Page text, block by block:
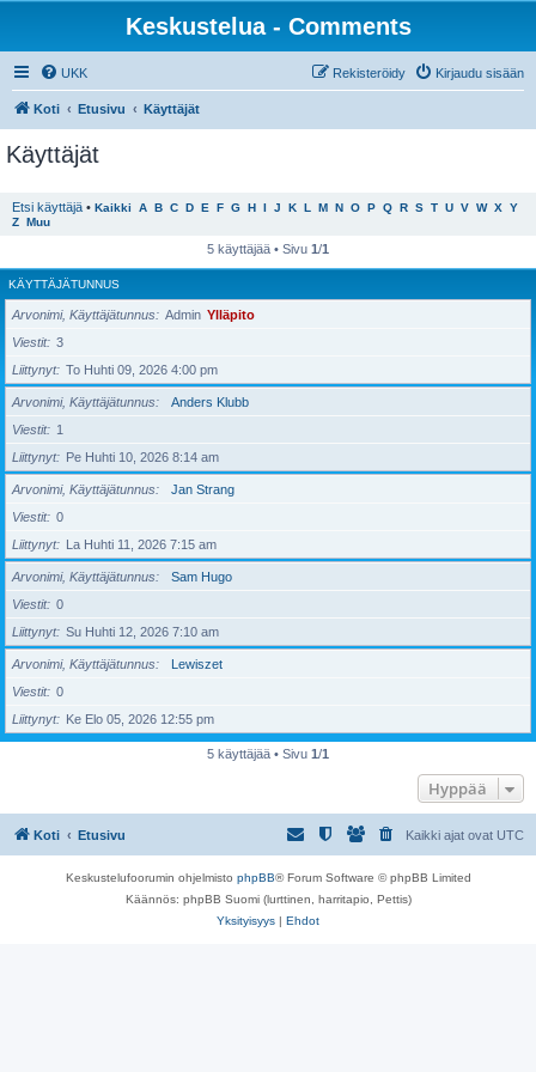
Keskustelua - Comments
UKK Kirjaudu sisään
Rekisteröidy
Koti Etusivu Käyttäjät
Käyttäjät
Etsi käyttäjä • Kaikki A B C D E F G H I J K L M N O P Q R S T U V W X Y
Z Muu
5 käyttäjää • Sivu 1/1
KÄYTTÄJÄTUNNUS
Arvonimi, Käyttäjätunnus Admin Ylläpito
Viestit
3
Liittynyt
To Huhti 09, 2026 4:00 pm
Arvonimi, Käyttäjätunnus
Anders Klubb
Viestit
1
Liittynyt
Pe Huhti 10, 2026 8:14 am
Arvonimi, Käyttäjätunnus
Jan Strang
Viestit
0
Liittynyt
La Huhti 11, 2026 7:15 am
Arvonimi, Käyttäjätunnus
Sam Hugo
Viestit
0
Liittynyt
Su Huhti 12, 2026 7:10 am
Arvonimi, Käyttäjätunnus
Lewiszet
Viestit
0
Liittynyt
Ke Elo 05, 2026 12:55 pm
5 käyttäjää • Sivu 1/1
Hyppää
Koti Etusivu Kaikki ajat ovat UTC
Keskustelufoorumin ohjelmisto phpBB® Forum Software © phpBB Limited
Käännös: phpBB Suomi (lurttinen, harritapio, Pettis)
Yksityisyys | Ehdot